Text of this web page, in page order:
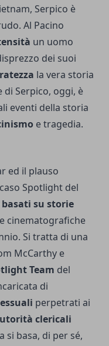
Serpico è
Al Pacino
un uomo
dei suoi
la vera storia
di Serpico, oggi, è
eventi della storia
e tragedia.
ed il plauso
Spotlight del
su storie
cinematografiche
Si tratta di una
McCarthy e
Team del
di
perpetrati ai
clericali
si basa, di per sé,